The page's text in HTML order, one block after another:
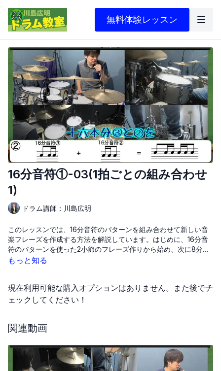
無料体験レッスン
16分音符①-03(1拍ごとの組み合わせ
1)
ドラム講師：川島広明
このレッスンでは、16分音符のパターンを組み合わせて新しい音
楽フレーズを作成する方法を解説しています。はじめに、16分音
符のパターンを使った2小節のフレーズ作りから始め、次に8分音
符と4分音符を組み合わせた楽曲の重要部分に適したフレーズの作
な練習法も提案しています。これらの練習を通じて、リズムの切
り替えがスムーズにできるようになることを目指しています。
もっと知る
現在利用可能な購入オプションはありません。また後でチ
ェックしてください！
関連動画